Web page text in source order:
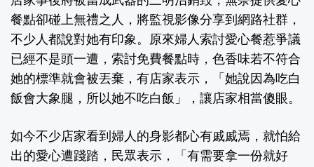
餐點卻碰上無禮之人，將監視影像分享到網路社群，
不少人都說對她有印象。原來婦人索討愛心餐惹爭議
已經不是頭一遭，索討免費餐點時，色香味若不符合
她的標準就會被丟棄，有店家表示，「她說因為吃白
飯會大象腿，所以她不吃白飯」，讓店家相當傻眼。
如今不少店家看到婦人的身影都心有戚戚焉，就怕給
出的愛心遭踐踏，民眾表示，「有需要拿一份就好